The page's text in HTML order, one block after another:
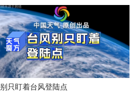
别只盯着台风登陆点